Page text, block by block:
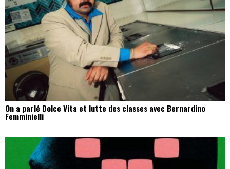
On a parlé Dolce Vita et lutte des classes avec Bernardino
Femminielli